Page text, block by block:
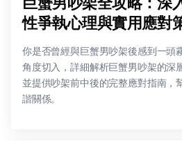
性爭執心理與實用應對
你是否曾經與巨蟹男吵架後感到一頭
角度切入，詳細解析巨蟹男吵架的深
並提供吵架前中後的完整應對指南，
諧關係。